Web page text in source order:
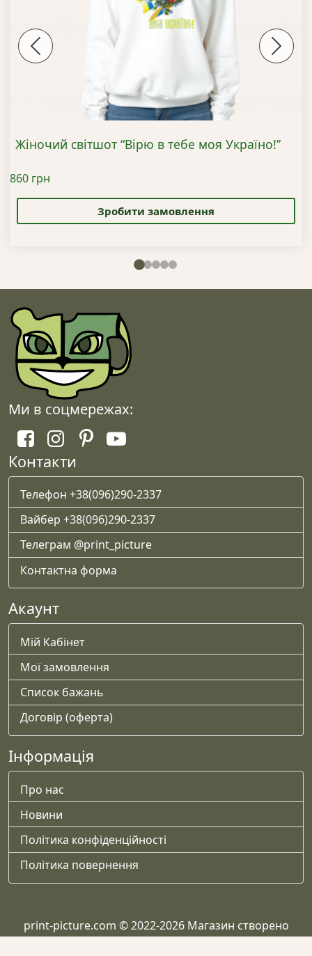
Previous
Жіночий світшот “Вірю в тебе моя Україно!”
860 грн
Зробити замовлення
Цей
має
можна
вибрати
на
сторінці
товару
Next
Ми в соцмережах:
Контакти
Телефон +38(096)290-2337
Вайбер +38(096)290-2337
Телеграм @print_picture
Контактна форма
Акаунт
Мій Кабінет
Мої замовлення
Список бажань
Договір (оферта)
Інформація
Про нас
Новини
Політика конфіденційності
Політика повернення
print-picture.com © 2022-2026 Магазин створено